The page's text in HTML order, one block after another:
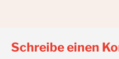
Schreibe einen